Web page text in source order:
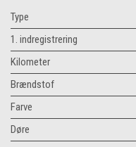
Type
1. indregistrering
Kilometer
Brændstof
Farve
Døre